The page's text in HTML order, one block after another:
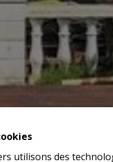
utilisons des